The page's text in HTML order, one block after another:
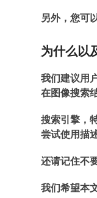
另外，您可
为什么以
我们建议用
在图像搜索
搜索引擎，
尝试使用描
还请记住不
我们希望本